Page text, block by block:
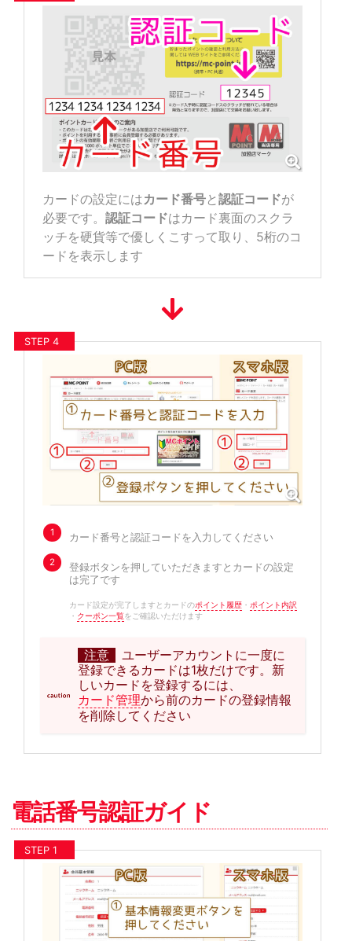
カードの設定にはカード番号と認証コードが
必要です。認証コードはカード裏面のスクラ
ッチを硬貨等で優しくこすって取り、5桁のコ
ードを表示します
STEP 4
1 カード番号と認証コードを入力してください
2
登録ボタンを押していただきますとカードの設定
は完了です
カード設定が完了しますとカードのポイント履歴 ・ ポイント内訳
・ クーポン一覧をご確認いただけます
注意
ユーザーアカウントに一度に
登録できるカードは1枚だけです。新
しいカードを登録するには、
カード管理から前のカードの登録情報
を削除してください
電話番号認証ガイド
STEP 1